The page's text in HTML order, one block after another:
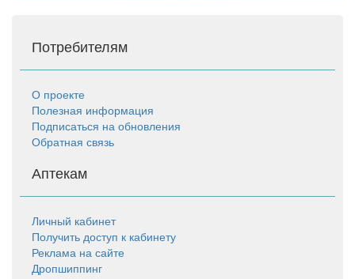
Потребителям
О проекте
Полезная информация
Подписаться на обновления
Обратная связь
Аптекам
Личный кабинет
Получить доступ к кабинету
Реклама на сайте
Дропшиппинг